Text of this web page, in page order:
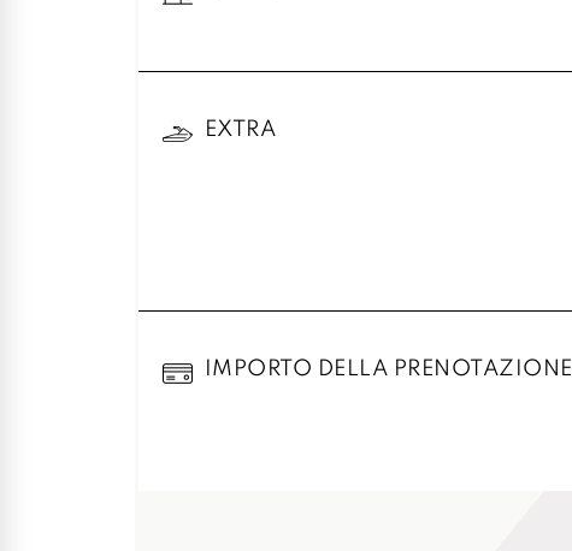
EXTRA
IMPORTO DELLA PRENOTAZIONE